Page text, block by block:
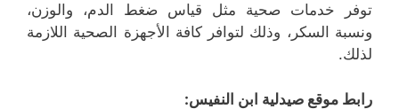
توفر خدمات صحية مثل قياس ضغط الدم، والوزن،
ونسبة السكر، وذلك لتوافر كافة الأجهزة الصحية اللازمة
لذلك.
رابط موقع صيدلية ابن النفيس: